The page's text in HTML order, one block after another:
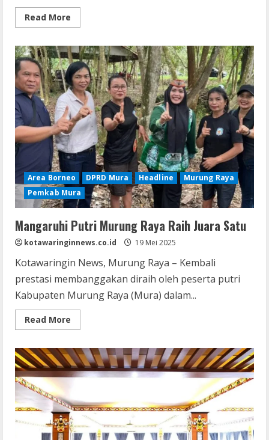
Read More
more
Mura
Gelar
Rapat
Paripurna
Ke-
2
Masa
Sidang
II
2025
Area Borneo DPRD Mura Headline
Murung Raya
Pemkab Mura
Mangaruhi Putri Murung Raya Raih Juara Satu
kotawaringinnews.co.id 19 Mei 2025
Kotawaringin News, Murung Raya – Kembali
prestasi membanggakan diraih oleh peserta putri
Kabupaten Murung Raya (Mura) dalam...
Read More
more
Putri
Murung
Raya
Raih